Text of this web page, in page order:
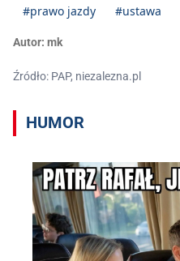
#prawo jazdy #ustawa
Autor: mk
Źródło: PAP, niezalezna.pl
HUMOR